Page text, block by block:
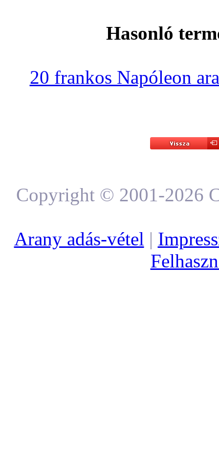
Hasonló
20 frankos Napóleon
Copyright © 2001-2026
Arany adás-vétel |